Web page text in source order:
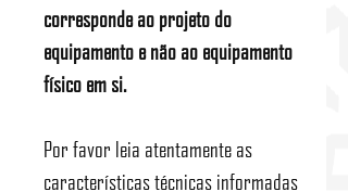
corresponde ao projeto do
equipamento e não ao equipamento
físico em si.
Por favor leia atentamente as
características técnicas informadas